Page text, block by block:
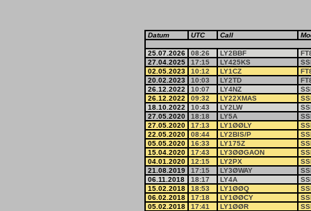
Datum UTC Call
25.07.2026 08:26 LY2BBF
27.04.2025
17:15 LY425KS
02.05.2023
10:12 LY1CZ
20.02.2023
10:03 LY2TD
26.12.2022
10:07 LY4NZ
26.12.2022
09:32 LY22XMAS
18.10.2022
10:43 LY2LW
27.05.2020
18:18 LY5A
27.05.2020
17:13 LY1ØØLY
22.05.2020
08:44 LY2BIS/P
05.05.2020
16:33 LY175Z
15.04.2020
17:43 LY3ØØGAON
04.01.2020
12:15 LY2PX
21.08.2019
17:15 LY3ØWAY
06.11.2018
18:17 LY4A
15.02.2018
18:53 LY1ØØQ
06.02.2018
17:18 LY1ØØCY
05.02.2018
17:41 LY1ØØR